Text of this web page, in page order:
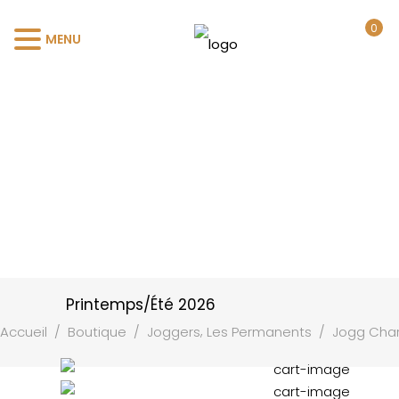
Printemps/Été 2026
Accueil / Boutique / Joggers, Les Permanents / Jogg
0
MENU